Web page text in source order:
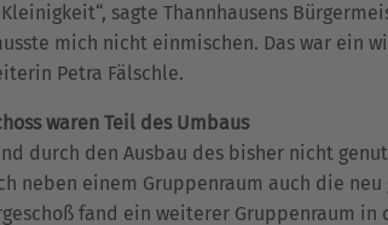
sagte Thannhausens
mich nicht einmischen. Das war ein
Petra Fälschle.
waren Teil des Umbaus
durch den Ausbau des bisher nicht
neben einem Gruppenraum auch die
fand ein weiterer Gruppenraum in